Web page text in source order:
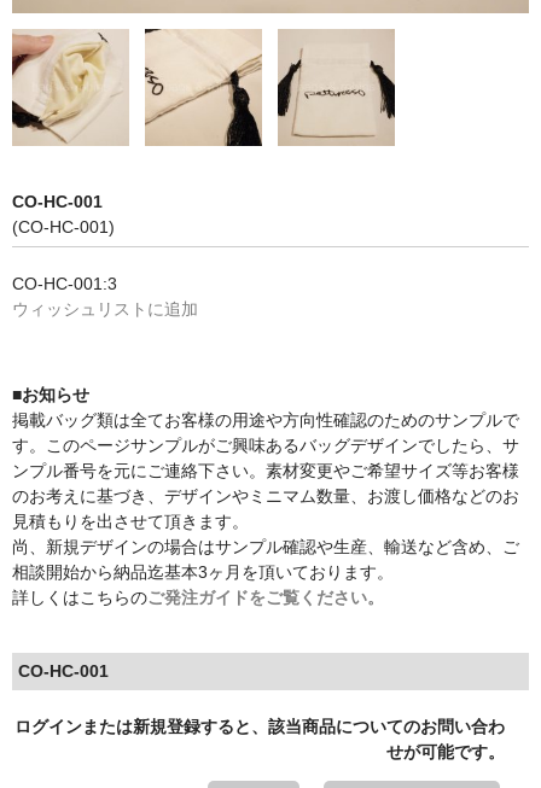
CHARM
FELT NOTE
CONTACT
GUIDE
CO-HC-001
(CO-HC-001)
CO-HC-001:3
ウィッシュリストに追加
■お知らせ
掲載バッグ類は全てお客様の用途や方向性確認のためのサンプルで
す。このページサンプルがご興味あるバッグデザインでしたら、サ
ンプル番号を元にご連絡下さい。素材変更やご希望サイズ等お客様
のお考えに基づき、デザインやミニマム数量、お渡し価格などのお
見積もりを出させて頂きます。
尚、新規デザインの場合はサンプル確認や生産、輸送など含め、ご
相談開始から納品迄基本3ヶ月を頂いております。
詳しくはこちらのご発注ガイドをご覧ください。
CO-HC-001
ログインまたは新規登録すると、該当商品についてのお問い合わ
せが可能です。